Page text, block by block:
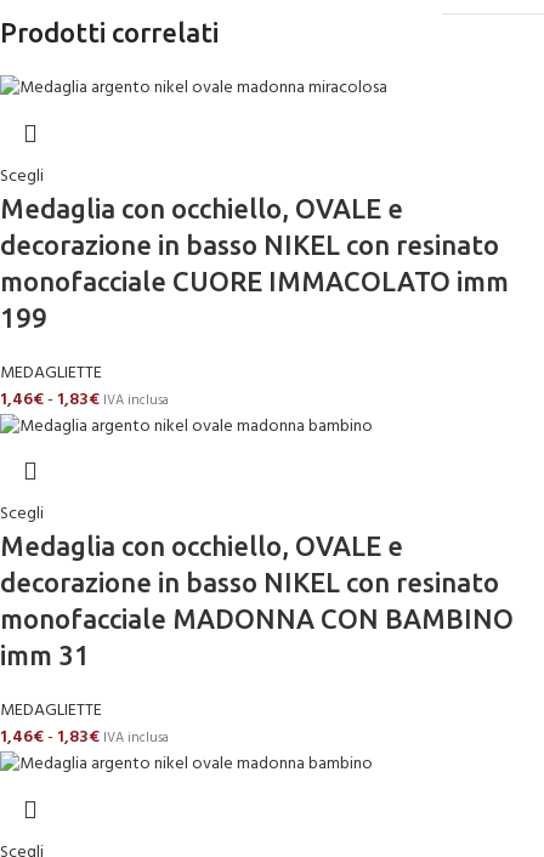
Prodotti correlati
Scegli
Medaglia con occhiello, OVALE e
decorazione in basso NIKEL con resinato
monofacciale CUORE IMMACOLATO imm
199
MEDAGLIETTE
1,46€- 1,83€ IVA inclusa
Scegli
Medaglia con occhiello, OVALE e
decorazione in basso NIKEL con resinato
monofacciale MADONNA CON BAMBINO
imm 31
MEDAGLIETTE
1,46€- 1,83€ IVA inclusa